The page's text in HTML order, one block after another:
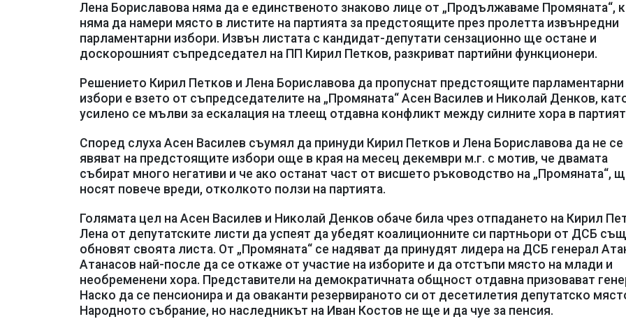
Лена Бориславова няма да е единственото знаково лице от „Продължаваме Промяната“,
няма да намери място в листите на партията за предстоящите през пролетта извънредни
парламентарни избори. Извън листата с кандидат-депутати сензационно ще остане и
доскорошният съпредседател на ПП Кирил Петков, разкриват партийни функционери.
Решението Кирил Петков и Лена Бориславова да пропуснат предстоящите парламентарни
избори е взето от съпредседателите на „Промяната“ Асен Василев и Николай Денков,
усилено се мълви за ескалация на тлеещ отдавна конфликт между силните хора в
Според слуха Асен Василев съумял да принуди Кирил Петков и Лена Бориславова да не се
явяват на предстоящите избори още в края на месец декември м.г. с мотив, че двамата
събират много негативи и че ако останат част от висшето ръководство на „Промяната“,
носят повече вреди, отколкото ползи на партията.
Голямата цел на Асен Василев и Николай Денков обаче била чрез отпадането на Кирил
Лена от депутатските листи да успеят да убедят коалиционните си партньори от ДСБ
обновят своята листа. От „Промяната“ се надяват да принудят лидера на ДСБ генерал
Атанасов най-после да се откаже от участие на изборите и да отстъпи място на млади и
необременени хора. Представители на демократичната общност отдавна призовават
Наско да се пенсионира и да оваканти резервираното си от десетилетия депутатско
Народното събрание, но наследникът на Иван Костов не ще и да чуе за пенсия.